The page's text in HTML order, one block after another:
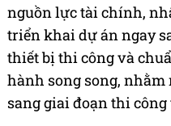
nguồn lực tài chính,
triển khai dự án ngay
thiết bị thi công và
hành song song,
sang giai đoạn thi công